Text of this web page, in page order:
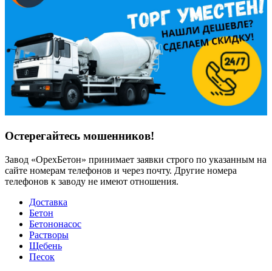
Остерегайтесь мошенников!
Завод «ОрехБетон» принимает заявки строго по указанным на
сайте номерам телефонов и через почту. Другие номера
телефонов к заводу не имеют отношения.
Доставка
Бетон
Бетононасос
Растворы
Щебень
Песок